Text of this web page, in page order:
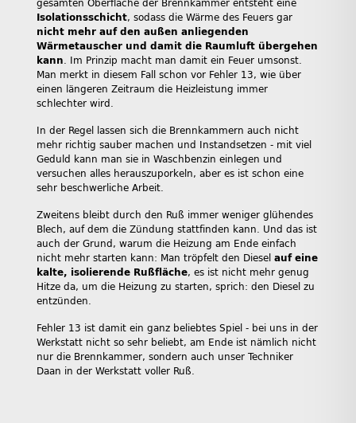
gesamten Oberfläche der Brennkammer entsteht eine
Isolationsschicht, sodass die Wärme des Feuers gar
nicht mehr auf den außen anliegenden
Wärmetauscher und damit die Raumluft übergehen
kann. Im Prinzip macht man damit ein Feuer umsonst.
Man merkt in diesem Fall schon vor Fehler 13, wie über
einen längeren Zeitraum die Heizleistung immer
schlechter wird.
In der Regel lassen sich die Brennkammern auch nicht
mehr richtig sauber machen und Instandsetzen - mit viel
Geduld kann man sie in Waschbenzin einlegen und
versuchen alles herauszuporkeln, aber es ist schon eine
sehr beschwerliche Arbeit.
Zweitens bleibt durch den Ruß immer weniger glühendes
Blech, auf dem die Zündung stattfinden kann. Und das ist
auch der Grund, warum die Heizung am Ende einfach
nicht mehr starten kann: Man tröpfelt den Diesel auf eine
kalte, isolierende Rußfläche, es ist nicht mehr genug
Hitze da, um die Heizung zu starten, sprich: den Diesel zu
entzünden.
Fehler 13 ist damit ein ganz beliebtes Spiel - bei uns in der
Werkstatt nicht so sehr beliebt, am Ende ist nämlich nicht
nur die Brennkammer, sondern auch unser Techniker
Daan in der Werkstatt voller Ruß.